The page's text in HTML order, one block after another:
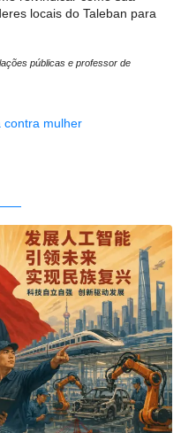
locais do Taleban para
públicas e professor de
contra mulher